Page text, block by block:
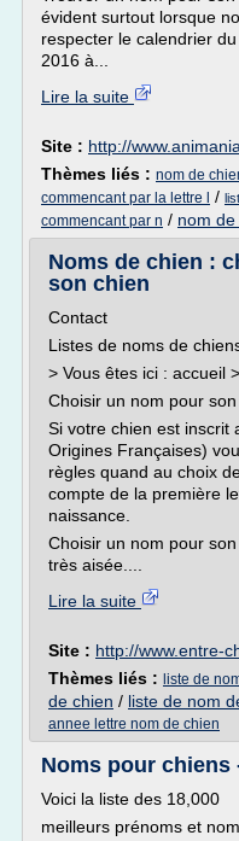
évident surtout lorsque
respecter le calendrier
2016 à...
Lire la suite
Site : http://
Thèmes liés : nom de
commencant par la lettre l
/
commencant par n / nom
Noms de chien :
son chien
Contact
Listes de noms de
> Vous êtes ici : accueil
Choisir un nom pour
Si votre chien est inscrit
Origines Françaises)
règles quand au choix
compte de la première
naissance.
Choisir un nom pour
très aisée....
Lire la suite
Site : http://www.entre-
Thèmes liés : liste de
de chien / liste de nom
annee lettre nom de chien
Noms pour chiens
Voici la liste des 18,000
meilleurs prénoms et